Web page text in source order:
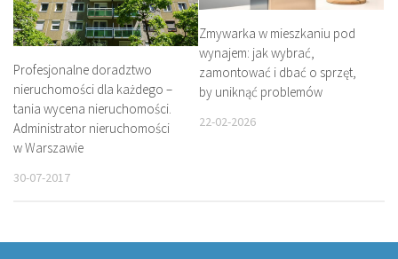
Profesjonalne doradztwo
nieruchomości dla każdego –
tania wycena nieruchomości.
Administrator nieruchomości
w Warszawie
30-07-2017
Zmywarka w mieszkaniu pod
wynajem: jak wybrać,
zamontować i dbać o sprzęt,
by uniknąć problemów
22-02-2026